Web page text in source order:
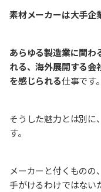
素材メーカーは大手企
あらゆる製造業に関わ
れる、海外展開する会
を感じられる仕事です。
そうした魅力とは別に
す。
メーカーと付くものの
手がけるわけではない